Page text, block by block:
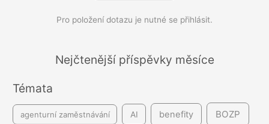
í
Pro položení dotazu je nutné se přihlásit.
Nejčtenější příspěvky měsíce
Témata
agenturní zaměstnávání AI benefity BOZP